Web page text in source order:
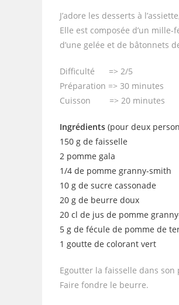
J’adore les desserts à
Elle est composée d’un
d’une gelée et de bâtonnets
Difficulté => 2/5
Préparation => 30 minutes
Cuisson => 20 minutes
Ingrédients (pour deux
150 g de faisselle
2 pomme gala
1/4 de pomme granny-smith
10 g de sucre cassonade
20 g de beurre doux
20 cl de jus de pomme
5 g de fécule de pomme de
1 goutte de colorant vert
Egoutter la faisselle dans
Faire fondre le beurre.